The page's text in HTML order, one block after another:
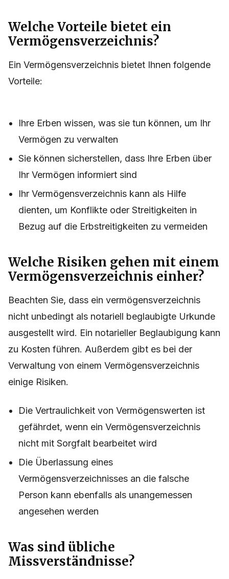
Welche Vorteile bietet ein
Vermögensverzeichnis?
Ein Vermögensverzeichnis bietet Ihnen folgende
Vorteile:
Ihre Erben wissen, was sie tun können, um Ihr
Vermögen zu verwalten
Sie können sicherstellen, dass Ihre Erben über
Ihr Vermögen informiert sind
Ihr Vermögensverzeichnis kann als Hilfe
dienten, um Konflikte oder Streitigkeiten in
Bezug auf die Erbstreitigkeiten zu vermeiden
Welche Risiken gehen mit einem
Vermögensverzeichnis einher?
Beachten Sie, dass ein vermögensverzeichnis
nicht unbedingt als notariell beglaubigte Urkunde
ausgestellt wird. Ein notarieller Beglaubigung kann
zu Kosten führen. Außerdem gibt es bei der
Verwaltung von einem Vermögensverzeichnis
einige Risiken.
Die Vertraulichkeit von Vermögenswerten ist
gefährdet, wenn ein Vermögensverzeichnis
nicht mit Sorgfalt bearbeitet wird
Die Überlassung eines
Vermögensverzeichnisses an die falsche
Person kann ebenfalls als unangemessen
angesehen werden
Was sind übliche
Missverständnisse?